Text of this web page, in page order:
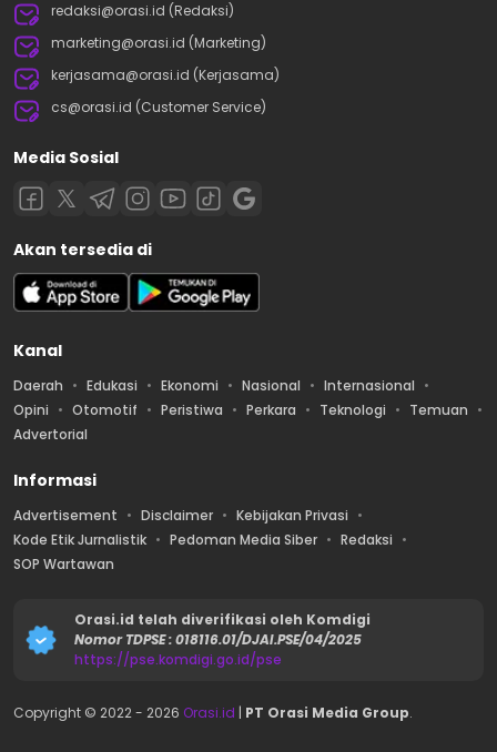
redaksi@orasi.id (Redaksi)
marketing@orasi.id (Marketing)
kerjasama@orasi.id (Kerjasama)
cs@orasi.id (Customer Service)
Media Sosial
Akan tersedia di
Kanal
Daerah Edukasi Ekonomi Nasional
Internasional
Opini
Otomotif Peristiwa Perkara Teknologi
Temuan
Advertorial
Informasi
Advertisement Disclaimer
Kebijakan Privasi
Kode Etik Jurnalistik
Pedoman Media Siber
Redaksi
SOP Wartawan
Orasi.id telah diverifikasi oleh Komdigi
Nomor TDPSE : 018116.01/DJAI.PSE/04/2025
https://pse.komdigi.go.id/pse
Copyright © 2022 - 2026 Orasi.id | PT Orasi Media Group.